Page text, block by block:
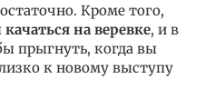
Кроме того,
качаться на веревке, и в
прыгнуть, когда вы
к новому выступу